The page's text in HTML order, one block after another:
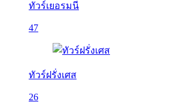
ทัวร์เยอรมนี
47
ทัวร์ฝรั่งเศส
26